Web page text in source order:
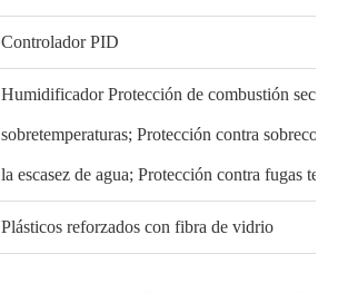
Controlador PID
Humidificador Protección de combustión seca;
sobretemperaturas; Protección contra
la escasez de agua; Protección contra fugas
Plásticos reforzados con fibra de vidrio